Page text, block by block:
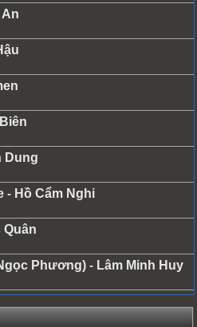
Dung
- Hồ Cẩm Nghi
Quân
Phương) - Lâm Minh Huy